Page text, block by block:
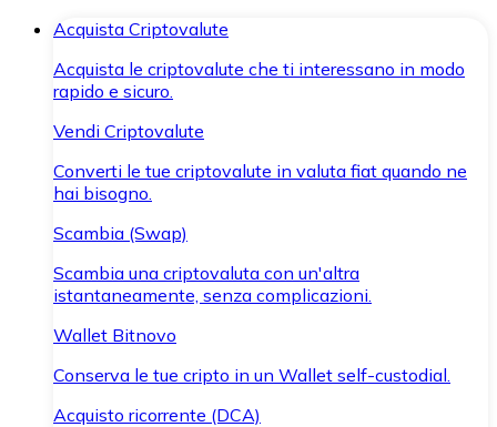
Acquista Criptovalute
Acquista le criptovalute che ti interessano in modo
rapido e sicuro.
Vendi Criptovalute
Converti le tue criptovalute in valuta fiat quando ne
hai bisogno.
Scambia (Swap)
Scambia una criptovaluta con un'altra
istantaneamente, senza complicazioni.
Wallet Bitnovo
Conserva le tue cripto in un Wallet self-custodial.
Acquisto ricorrente (DCA)